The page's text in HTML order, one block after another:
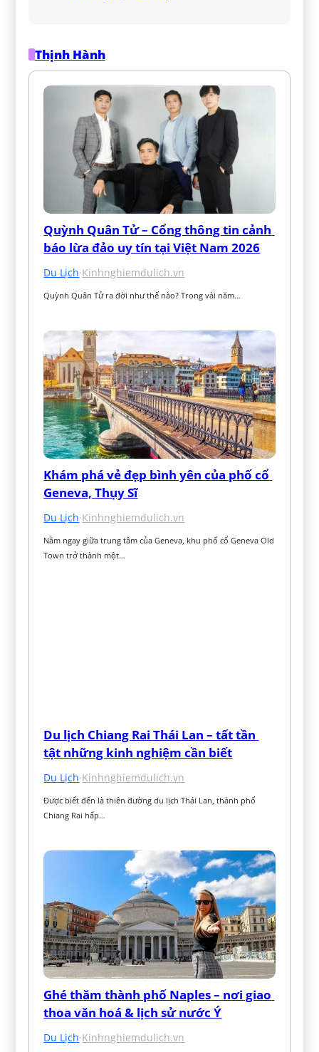
Thịnh Hành
Quỳnh Quân Tử – Cổng thông tin cảnh
báo lừa đảo uy tín tại Việt Nam 2026
Du Lịch·Kinhnghiemdulich.vn
Quỳnh Quân Tử ra đời như thế nào? Trong vài năm…
Khám phá vẻ đẹp bình yên của phố cổ
Geneva, Thụy Sĩ
Du Lịch·Kinhnghiemdulich.vn
Nằm ngay giữa trung tâm của Geneva, khu phố cổ Geneva Old
Town trở thành một…
Du lịch Chiang Rai Thái Lan – tất tần
tật những kinh nghiệm cần biết
Du Lịch·Kinhnghiemdulich.vn
Được biết đến là thiên đường du lịch Thái Lan, thành phố
Chiang Rai hấp…
Ghé thăm thành phố Naples – nơi giao
thoa văn hoá & lịch sử nước Ý
Du Lịch·Kinhnghiemdulich.vn